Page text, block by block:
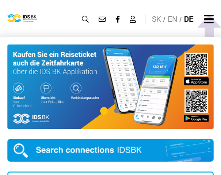
SK / EN / DE